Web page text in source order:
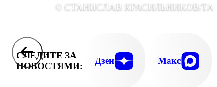
© СТАНИСЛАВ КРАСИЛЬНИКОВ/
СЛЕДИТЕ ЗА
НОВОСТЯМИ:
Дзен Макс